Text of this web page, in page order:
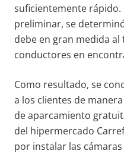
suficientemente rápido.
preliminar, se
debe en gran medida
conductores en
Como resultado, se
a los clientes de
de aparcamiento
del hipermercado
por instalar las cámaras